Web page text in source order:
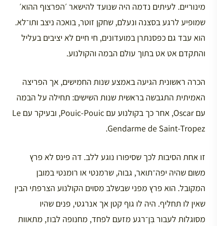
מינוריים. לעיתים נדמה היה שנועד להישאר ׳הפרצוף ההוא׳
שמופיע לרגע בסצנה ונעלם, שחקן זוטר, בואכה ניצב ותו־לא.
הוא עבד גם כפסנתרן במועדונים, חי חיים לא יציבים בעליל
והתקדם אט אט בתוך עולם הבמה והקולנוע.
הכרה ראשונית הגיעה באמצע שנות החמישים, אך הפריצה
האמיתית התגבשה בראשית שנות השישים: תחילה על הבמה
עם Oscar, אחר כך בקולנוע עם Pouic-Pouic, ובעיקר עם Le
Gendarme de Saint-Tropez.
זו אחת הסיבות לכך שסיפורו נוגע ללב. דה פינס לא פרץ
משום שהיה יפה־תואר, גבוה, שרמנטי או רומנטי במובן
המקובל. הוא פרץ מפני שבשלב מסוים הקולנוע הצרפתי הבין
שאין לו תחליף. היה לו גוף קטן אך אנרגטי, פנים שהיו
מסוגלות לעבור בִּן־רגע מזעם לפחד, מחנופה לבוז, מתאוות